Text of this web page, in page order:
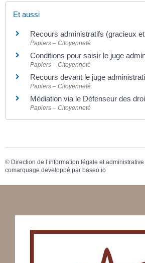
Et aussi
Recours administratifs (gracieux
Papiers – Citoyenneté
Conditions pour saisir le juge
Papiers – Citoyenneté
Recours devant le juge
Papiers – Citoyenneté
Médiation via le Défenseur des
Papiers – Citoyenneté
© Direction de l’information légale et administrative
comarquage developpé par baseo.io